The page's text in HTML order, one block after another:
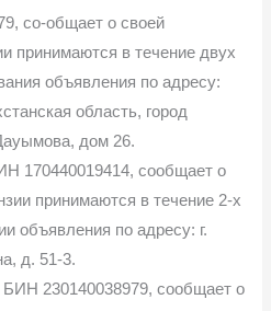
со-общает о своей
принимаются в течение двух
объявления по адресу:
область, город
дом 26.
170440019414, сообщает о
принимаются в течение 2-х
объявления по адресу: г.
д. 51-3.
230140038979, сообщает о